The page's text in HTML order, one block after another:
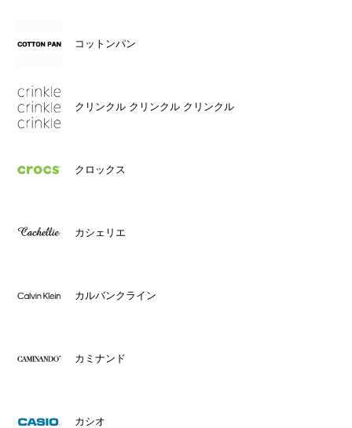
コットンパン
クリンクル クリンクル クリンクル
クロックス
カシェリエ
カルバンクライン
カミナンド
カシオ